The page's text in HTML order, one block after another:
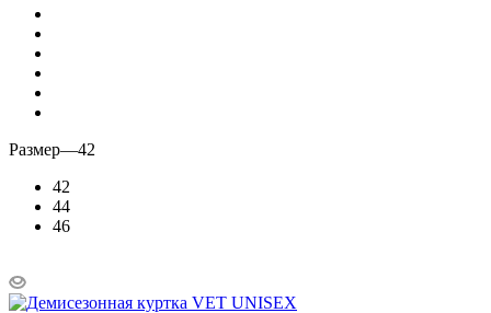
Размер—42
42
44
46